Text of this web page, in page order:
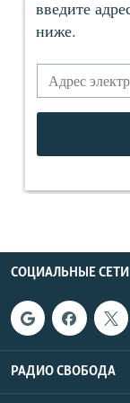
СОЦИАЛЬНЫЕ СЕТИ
РАДИО СВОБОДА